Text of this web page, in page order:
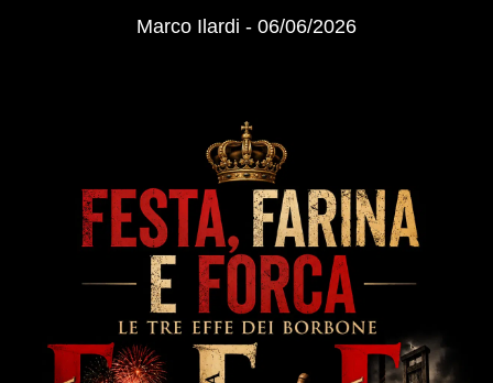
Marco Ilardi 06/06/2026